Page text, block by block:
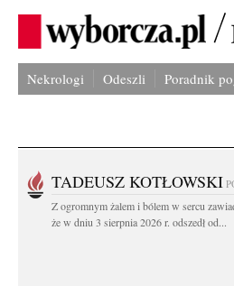
Nekrologi Odeszli Poradnik
TADEUSZ KOTŁOWSKI
Z ogromnym żalem i bólem w sercu
że w dniu 3 sierpnia 2026 r. odszedł od...